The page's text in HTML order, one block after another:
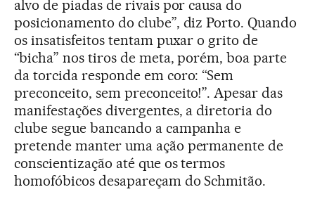
alvo de piadas de rivais por causa do
posicionamento do clube”, diz Porto. Quando
os insatisfeitos tentam puxar o grito de
“bicha” nos tiros de meta, porém, boa parte
da torcida responde em coro: “Sem
preconceito, sem preconceito!”. Apesar das
manifestações divergentes, a diretoria do
clube segue bancando a campanha e
pretende manter uma ação permanente de
conscientização até que os termos
homofóbicos desapareçam do Schmitão.